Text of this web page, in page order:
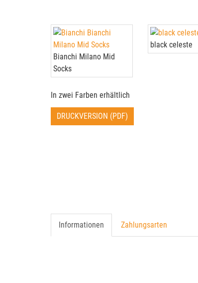
Bianchi Milano Mid
Socks
black celeste
In zwei Farben erhältlich
DRUCKVERSION (PDF)
Informationen Zahlungsarten